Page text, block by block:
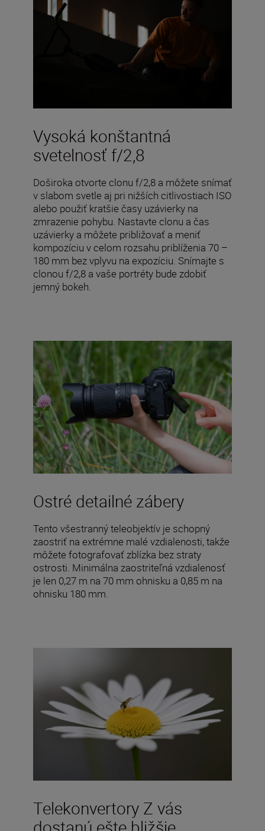
Vysoká konštantná
svetelnosť f/2,8
Doširoka otvorte clonu f/2,8 a môžete snímať
v slabom svetle aj pri nižších citlivostiach ISO
alebo použiť kratšie časy uzávierky na
zmrazenie pohybu. Nastavte clonu a čas
uzávierky a môžete približovať a meniť
kompozíciu v celom rozsahu priblíženia 70 –
180 mm bez vplyvu na expozíciu. Snímajte s
clonou f/2,8 a vaše portréty bude zdobiť
jemný bokeh.
Ostré detailné zábery
Tento všestranný teleobjektív je schopný
zaostriť na extrémne malé vzdialenosti, takže
môžete fotografovať zblízka bez straty
ostrosti. Minimálna zaostriteľná vzdialenosť
je len 0,27 m na 70 mm ohnisku a 0,85 m na
ohnisku 180 mm.
Telekonvertory Z vás